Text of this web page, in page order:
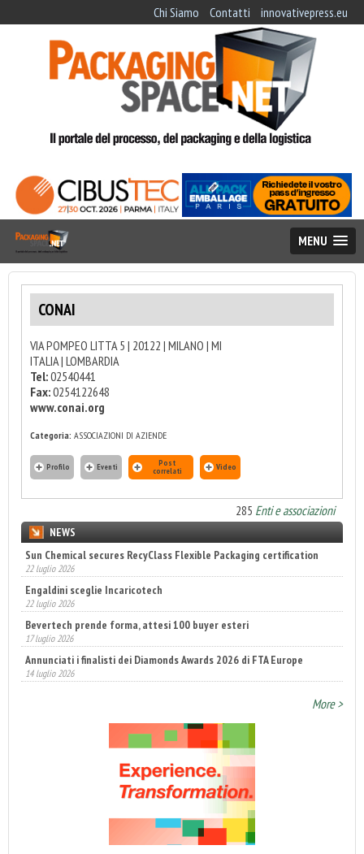
Chi Siamo Contatti innovativepress.eu
MENU
CONAI
VIA POMPEO LITTA 5 | 20122 | MILANO | MI
ITALIA | LOMBARDIA
Tel:02540441
Fax:0254122648
www.conai.org
Categoria: ASSOCIAZIONI DI AZIENDE
Profilo Eventi Post
correlati Video
285 Enti e associazioni
NEWS
Sun Chemical secures RecyClass Flexible Packaging certification
22 luglio 2026
Engaldini sceglie Incaricotech
22 luglio 2026
Bevertech prende forma, attesi 100 buyer esteri
17 luglio 2026
Annunciati i finalisti dei Diamonds Awards 2026 di FTA Europe
14 luglio 2026
More >